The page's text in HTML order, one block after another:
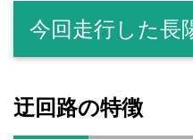
今回走行した長
迂回路の特徴